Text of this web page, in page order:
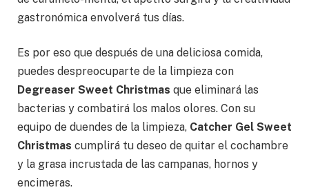
gastronómica envolverá tus días.
Es por eso que después de una deliciosa comida,
puedes despreocuparte de la limpieza con
Degreaser Sweet Christmas que eliminará las
bacterias y combatirá los malos olores. Con su
equipo de duendes de la limpieza, Catcher Gel Sweet
Christmas cumplirá tu deseo de quitar el cochambre
y la grasa incrustada de las campanas, hornos y
encimeras.